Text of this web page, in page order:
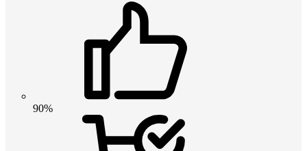
90%